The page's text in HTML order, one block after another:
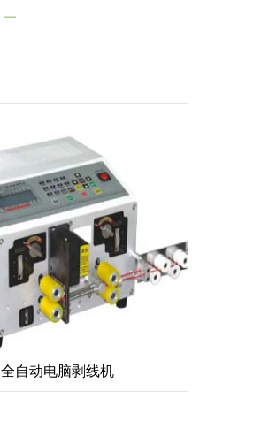
全自动电脑剥线机